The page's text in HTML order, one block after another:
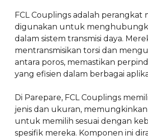
FCL Couplings adalah perangkat
digunakan untuk
dalam sistem transmisi daya.
mentransmisikan torsi dan
antara poros, memastikan
yang efisien dalam berbagai
Di Parepare, FCL Couplings
jenis dan ukuran,
untuk memilih sesuai dengan
spesifik mereka. Komponen ini